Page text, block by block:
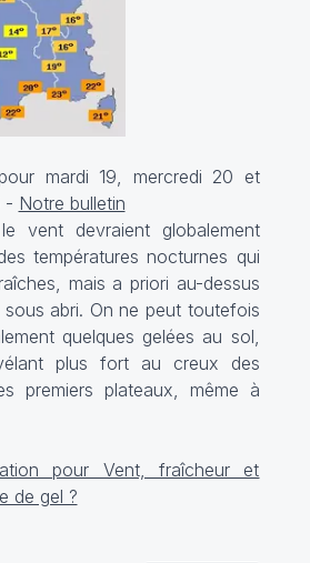
mardi 19, mercredi 20 et
- Notre bulletin
vent devraient globalement
températures nocturnes qui
mais a priori au-dessus
sous abri. On ne peut toutefois
quelques gelées au sol,
plus fort au creux des
premiers plateaux, même à